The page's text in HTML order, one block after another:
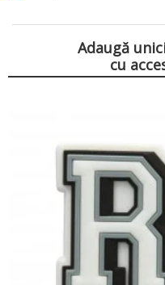
Adaugă
cu